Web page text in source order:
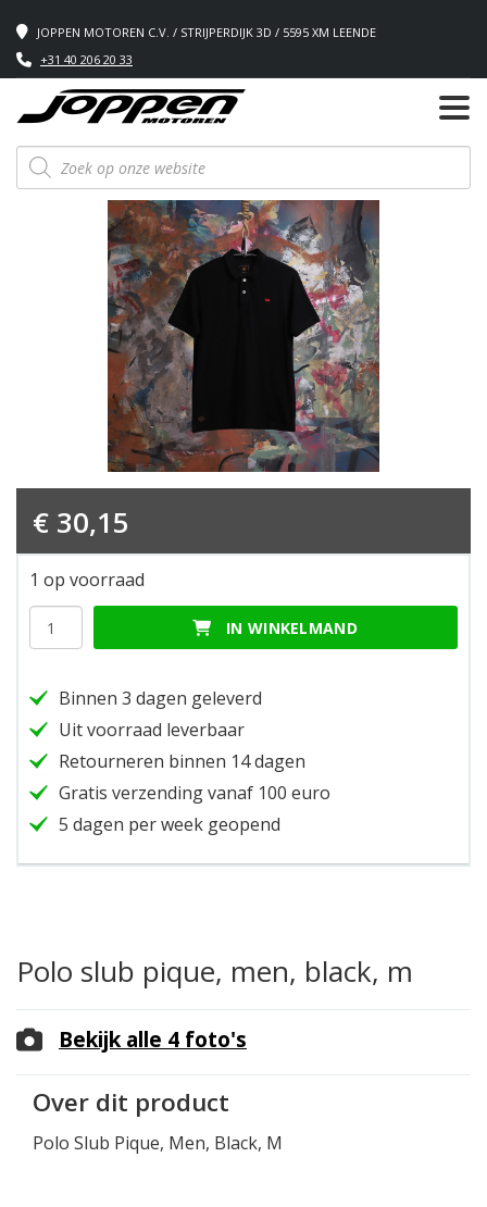
JOPPEN MOTOREN C.V. / STRIJPERDIJK 3D / 5595 XM LEENDE
+31 40 206 20 33
Producten
zoeken
Polo slub pique, men, black, m
Over dit product
Polo Slub Pique, Men, Black, M
Bekijk alle 4 foto's
€ 30,15
1 op voorraad
Polo
slub
black,
m
IN WINKELMAND
Binnen 3 dagen geleverd
Uit voorraad leverbaar
Retourneren binnen 14 dagen
Gratis verzending vanaf 100 euro
5 dagen per week geopend